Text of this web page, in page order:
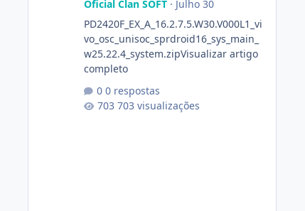
Oficial Clan SOFT· Julho 30
PD2420F_EX_A_16.2.7.5.W30.V000L1_vi
vo_osc_unisoc_sprdroid16_sys_main_
w25.22.4_system.zipVisualizar artigo
completo
0 respostas
703 visualizações